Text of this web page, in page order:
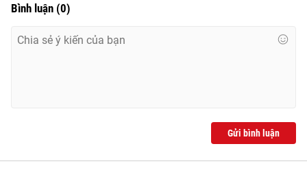
Bình luận (0)
Gửi bình luận